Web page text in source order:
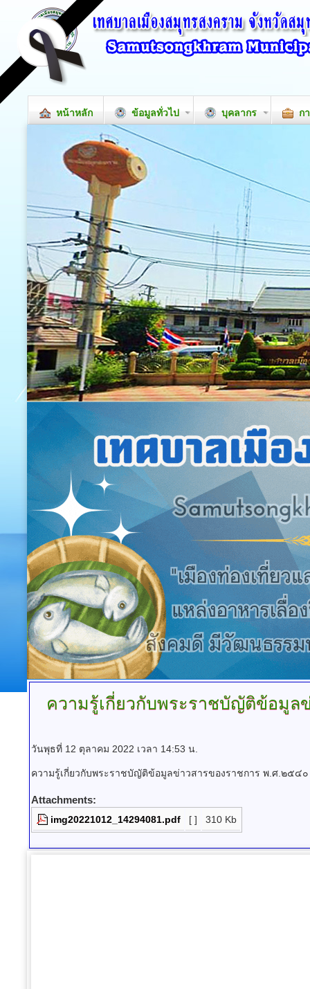
หน้าหลัก ข้อมูลทั่วไป บุคลากร ก
ความรู้เกี่ยวกับพระราชบัญัติข้อมูล
วันพุธที่ 12 ตุลาคม 2022 เวลา 14:53 น.
ความรู้เกี่ยวกับพระราชบัญัติข้อมูลข่าวสารของราชการ พ.ศ.๒๕๔๐
Attachments:
img20221012_14294081.pdf [ ] 310 Kb